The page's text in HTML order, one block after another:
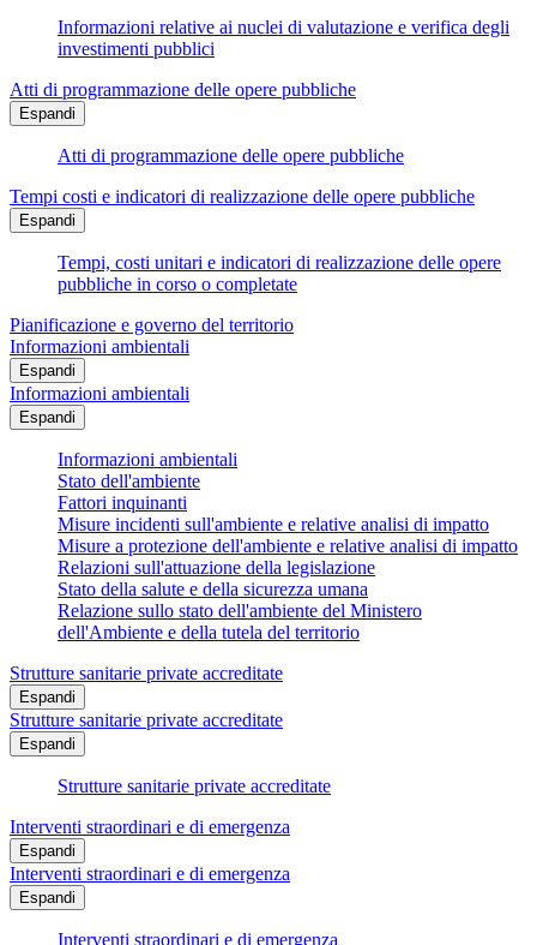
Informazioni relative ai nuclei di valutazione e verifica degli
investimenti pubblici
Atti di programmazione delle opere pubbliche
Espandi
Atti di programmazione delle opere pubbliche
Tempi costi e indicatori di realizzazione delle opere pubbliche
Espandi
Tempi, costi unitari e indicatori di realizzazione delle opere
pubbliche in corso o completate
Pianificazione e governo del territorio
Informazioni ambientali
Espandi
Informazioni ambientali
Espandi
Informazioni ambientali
Stato dell'ambiente
Fattori inquinanti
Misure incidenti sull'ambiente e relative analisi di impatto
Misure a protezione dell'ambiente e relative analisi di impatto
Relazioni sull'attuazione della legislazione
Stato della salute e della sicurezza umana
Relazione sullo stato dell'ambiente del Ministero
dell'Ambiente e della tutela del territorio
Strutture sanitarie private accreditate
Espandi
Strutture sanitarie private accreditate
Espandi
Strutture sanitarie private accreditate
Interventi straordinari e di emergenza
Espandi
Interventi straordinari e di emergenza
Espandi
Interventi straordinari e di emergenza